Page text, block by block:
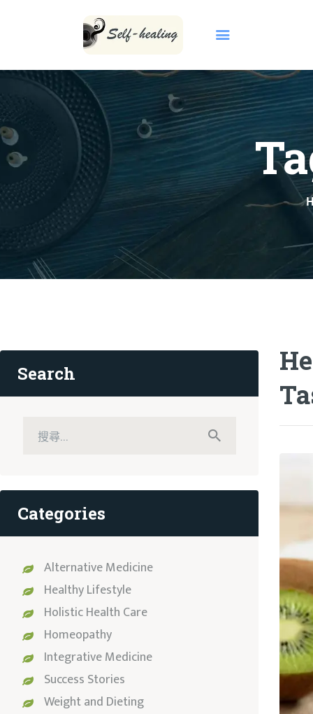
首頁
關於我們
INBORN CODE
自然療法
工作坊
聯絡我們
SHOP
Search
Categories
Alternative Medicine
Healthy Lifestyle
Holistic Health Care
Homeopathy
Integrative Medicine
Success Stories
Weight and Dieting